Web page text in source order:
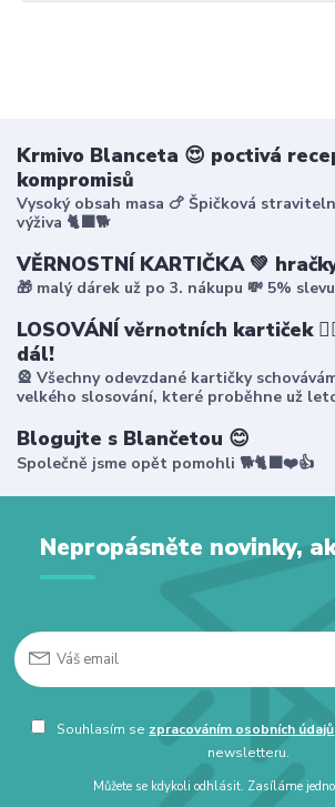
Krmivo Blanceta 😍 poctivá
kompromisů
Vysoký obsah masa 🍗 Špičková
výživa 🐈‍⬛🐕
VĚRNOSTNÍ KARTIČKA 💚
🎁 malý dárek už po 3. nákupu 💸 5%
LOSOVÁNÍ věrnotních kartiček
dál!
🎡 Všechny odevzdané kartičky
velkého slosování, které proběhne už
Blogujte s Blančetou 😊
Společně jsme opět pomohli 🐕🐈‍⬛❤️👍
Nepropásněte novinky,
Souhlasím se zpracováním osobních údajů
newsletteru.
Můžete se kdykoli odhlásit. Zasíláme